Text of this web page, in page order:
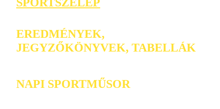
EREDMÉNYEK,
JEGYZŐKÖNYVEK, TABELLÁK
NAPI SPORTMŰSOR